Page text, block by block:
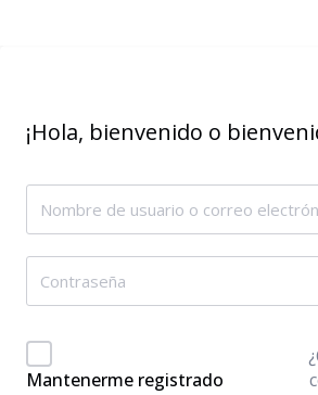
¡Hola, bienvenido o
Mantenerme registrado